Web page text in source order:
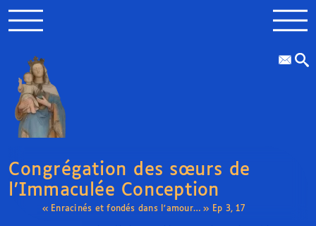
Congrégation des sœurs de
l’Immaculée Conception
« Enracinés et fondés dans l’amour… » Ep 3, 17